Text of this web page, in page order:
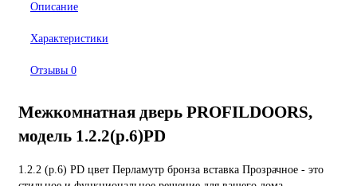
Описание
Характеристики
Отзывы 0
Межкомнатная дверь PROFILDOORS,
модель 1.2.2(р.6)PD
1.2.2 (р.6) PD цвет Перламутр бронза вставка Прозрачное - это